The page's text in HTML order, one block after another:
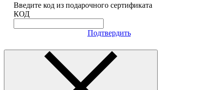
Введите код из подарочного сертификата
КОД
Подтвердить